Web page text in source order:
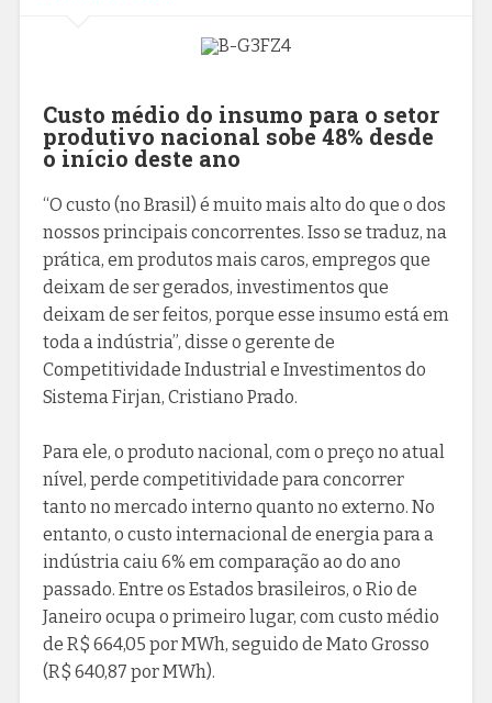
Custo médio do insumo para o setor
produtivo nacional sobe 48% desde
o início deste ano
“O custo (no Brasil) é muito mais alto do que o dos
nossos principais concorrentes. Isso se traduz, na
prática, em produtos mais caros, empregos que
deixam de ser gerados, investimentos que
deixam de ser feitos, porque esse insumo está em
toda a indústria”, disse o gerente de
Competitividade Industrial e Investimentos do
Sistema Firjan, Cristiano Prado.
Para ele, o produto nacional, com o preço no atual
nível, perde competitividade para concorrer
tanto no mercado interno quanto no externo. No
entanto, o custo internacional de energia para a
indústria caiu 6% em comparação ao do ano
passado. Entre os Estados brasileiros, o Rio de
Janeiro ocupa o primeiro lugar, com custo médio
de R$ 664,05 por MWh, seguido de Mato Grosso
(R$ 640,87 por MWh).